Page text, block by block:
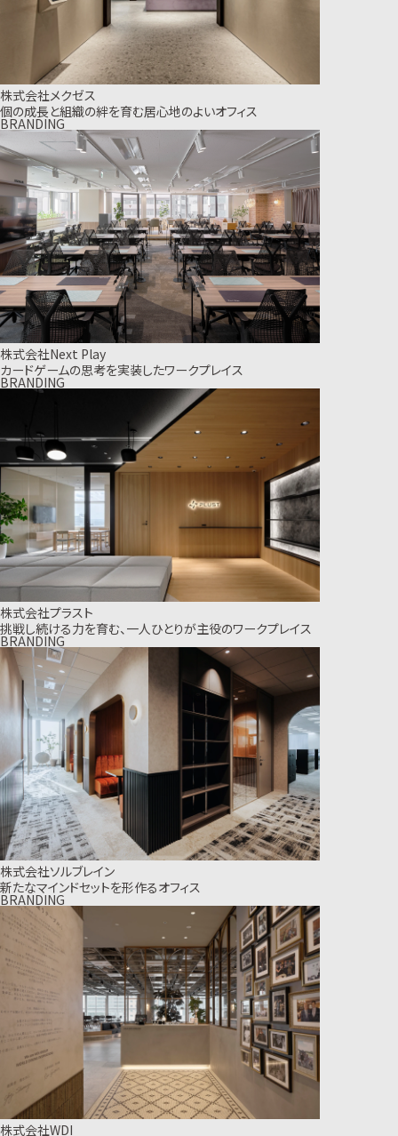
株式会社メクゼス
個の成長と組織の絆を育む居心地のよいオフィス
BRANDING
株式会社Next Play
カードゲームの思考を実装したワークプレイス
BRANDING
株式会社プラスト
挑戦し続ける力を育む、一人ひとりが主役のワークプレイス
BRANDING
株式会社ソルブレイン
新たなマインドセットを形作るオフィス
BRANDING
株式会社WDI